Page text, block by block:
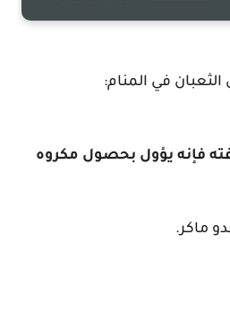
الثعبان في المنام:
فإنه يؤول بحصول مكروه
ماكر.